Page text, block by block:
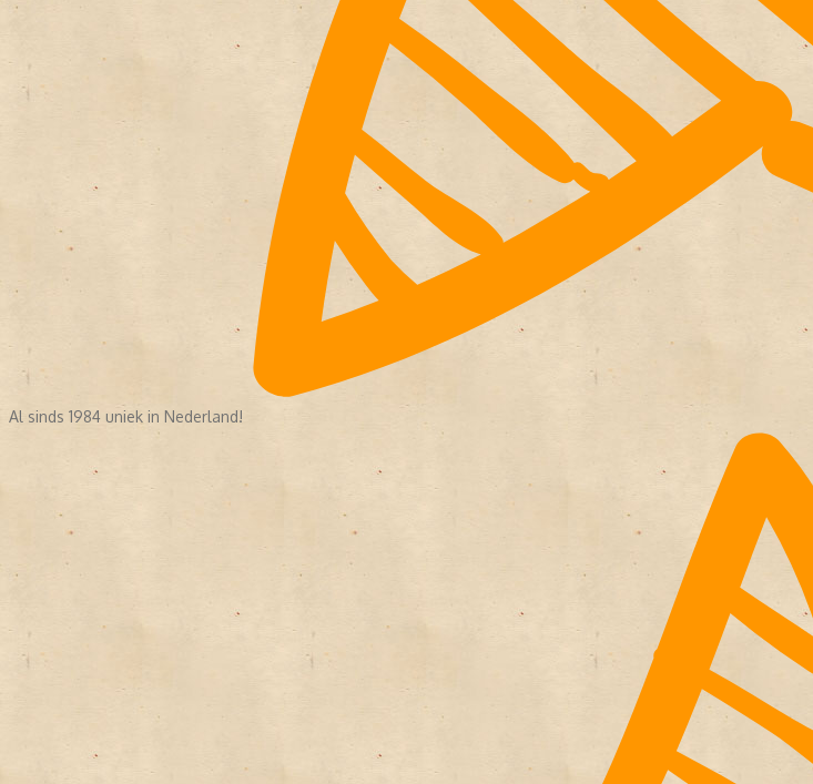
Al sinds 1984 uniek in Nederland!